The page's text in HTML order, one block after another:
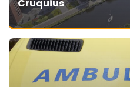
Cruquius